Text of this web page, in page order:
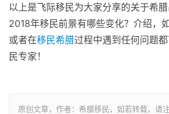
以上是飞际移民为大家分享的关于希腊
2018年移民前景有哪些变化？介绍，
或者在移民希腊过程中遇到任何问题
民专家！
原创文章，作者：希腊移民，如若转载，请注